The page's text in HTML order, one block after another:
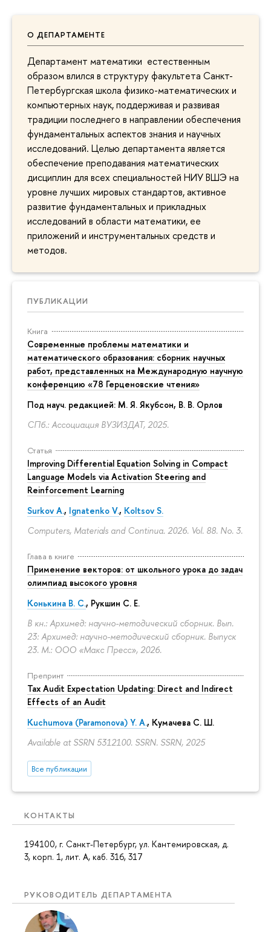
О ДЕПАРТАМЕНТЕ
Департамент математики естественным
образом влился в структуру факультета Санкт-
Петербургская школа физико-математических и
компьютерных наук, поддерживая и развивая
традиции последнего в направлении обеспечения
фундаментальных аспектов знания и научных
исследований. Целью департамента является
обеспечение преподавания математических
дисциплин для всех специальностей НИУ ВШЭ на
уровне лучших мировых стандартов, активное
развитие фундаментальных и прикладных
исследований в области математики, ее
приложений и инструментальных средств и
методов.
ПУБЛИКАЦИИ
Книга
Современные проблемы математики и
математического образования: сборник научных
работ, представленных на Международную научную
конференцию «78 Герценовские чтения»
Под науч. редакцией: М. Я. Якубсон, В. В. Орлов
СПб.: Ассоциация ВУЗИЗДАТ, 2025.
Статья
Improving Differential Equation Solving in Compact
Language Models via Activation Steering and
Reinforcement Learning
Surkov A., Ignatenko V., Koltsov S.
Computers, Materials and Continua. 2026. Vol. 88. No. 3.
Глава в книге
Применение векторов: от школьного урока до задач
олимпиад высокого уровня
Конькина В. С., Рукшин С. Е.
В кн.: Архимед: научно-методический сборник. Вып.
23: Архимед: научно-методический сборник. Выпуск
23. М.: ООО «Макс Пресс», 2026.
Препринт
Tax Audit Expectation Updating: Direct and Indirect
Effects of an Audit
Kuchumova (Paramonova) Y. A., Кумачева С. Ш.
Available at SSRN 5312100. SSRN. SSRN, 2025
Все публикации
КОНТАКТЫ
194100, г. Санкт-Петербург, ул. Кантемировская, д.
3, корп. 1, лит. А, каб. 316, 317
РУКОВОДИТЕЛЬ ДЕПАРТАМЕНТА